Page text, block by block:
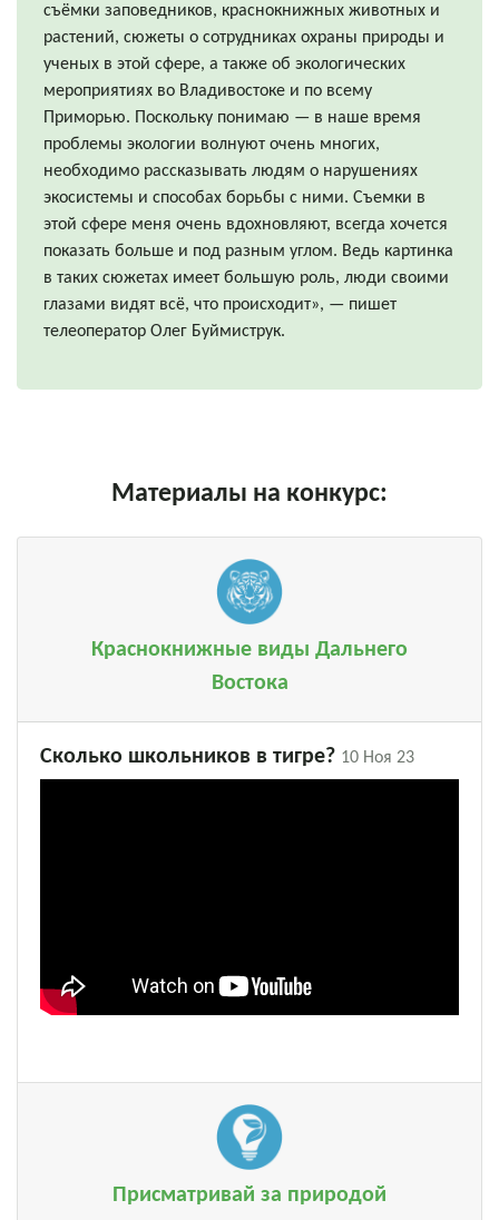
съёмки заповедников, краснокнижных животных и
растений, сюжеты о сотрудниках охраны природы и
ученых в этой сфере, а также об экологических
мероприятиях во Владивостоке и по всему
Приморью. Поскольку понимаю — в наше время
проблемы экологии волнуют очень многих,
необходимо рассказывать людям о нарушениях
экосистемы и способах борьбы с ними. Съемки в
этой сфере меня очень вдохновляют, всегда хочется
показать больше и под разным углом. Ведь картинка
в таких сюжетах имеет большую роль, люди своими
глазами видят всё, что происходит», — пишет
телеоператор Олег Буймиструк.
Материалы на конкурс:
Краснокнижные виды Дальнего
Востока
Сколько школьников в тигре? 10 Ноя 23
Присматривай за природой